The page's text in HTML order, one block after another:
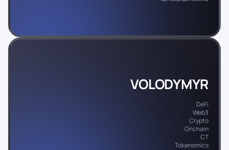
VOLODYMYR
DeFi
Web3
Crypto
Onchain
CT
Tokenomics